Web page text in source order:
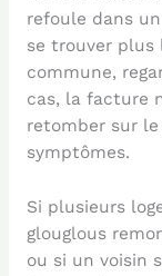
refoule dans
se trouver plus
commune,
cas, la facture
retomber sur
symptômes.
Si plusieurs
glouglous
ou si un voisin